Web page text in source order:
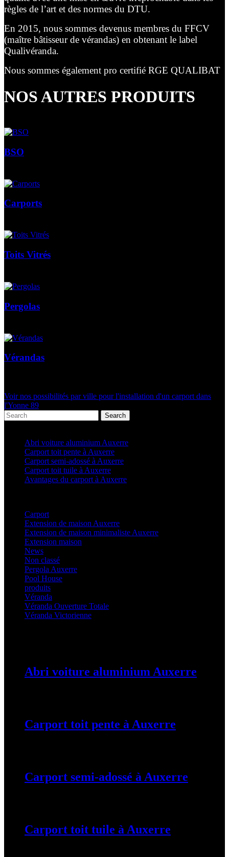
règles de l’art et des normes du DTU.
En 2015, nous sommes devenus membres du FFCV
(maître bâtisseur de vérandas) en obtenant le label
Qualivéranda.
Nous sommes également pro certifié RGE QUALIBAT
NOS AUTRES PRODUITS
BSO
Carports
Toits Vitrés
Pergolas
Vérandas
Voir nos possibilités par ville pour l'installation d'un carport dans
l'Yonne 89
Search
Abri voiture aluminium Auxerre
Carport toit pente à Auxerre
Carport semi-adossé à Auxerre
Carport toit tuile à Auxerre
Avantages du carport à Auxerre
Carport(36)
Extension de maison Auxerre
Extension de maison minimaliste Auxerre
Extension maison
News
Non classé
Pergola Auxerre
Pool House
produits
Véranda
Véranda Ouverture Totale
Véranda Victorienne
Abri voiture aluminium Auxerre
Carport toit pente à Auxerre
Carport semi-adossé à Auxerre
Carport toit tuile à Auxerre